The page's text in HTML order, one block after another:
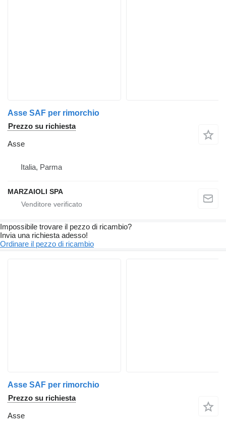
Asse SAF per rimorchio
Prezzo su richiesta
Asse
Italia, Parma
MARZAIOLI SPA
Impossibile trovare il pezzo di ricambio?
Invia una richiesta adesso!
Ordinare il pezzo di ricambio
Asse SAF per rimorchio
Prezzo su richiesta
Asse